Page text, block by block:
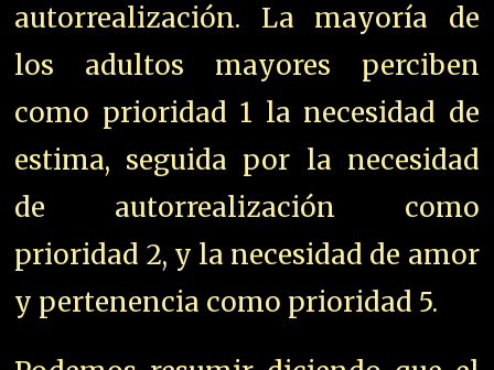
autorrealización. La mayoría de
los adultos mayores perciben
como prioridad 1 la necesidad de
estima, seguida por la necesidad
de autorrealización como
prioridad 2, y la necesidad de amor
y pertenencia como prioridad 5.